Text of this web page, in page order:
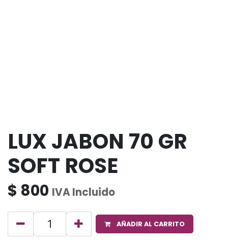
LUX JABON 70 GR
SOFT ROSE
$ 800 IVA Incluido
AÑADIR AL CARRITO